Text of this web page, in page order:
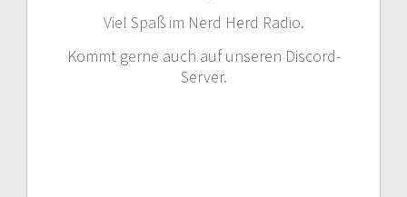
Viel Spaß im Nerd Herd Radio.
Kommt gerne auch auf unseren Discord-
Server.